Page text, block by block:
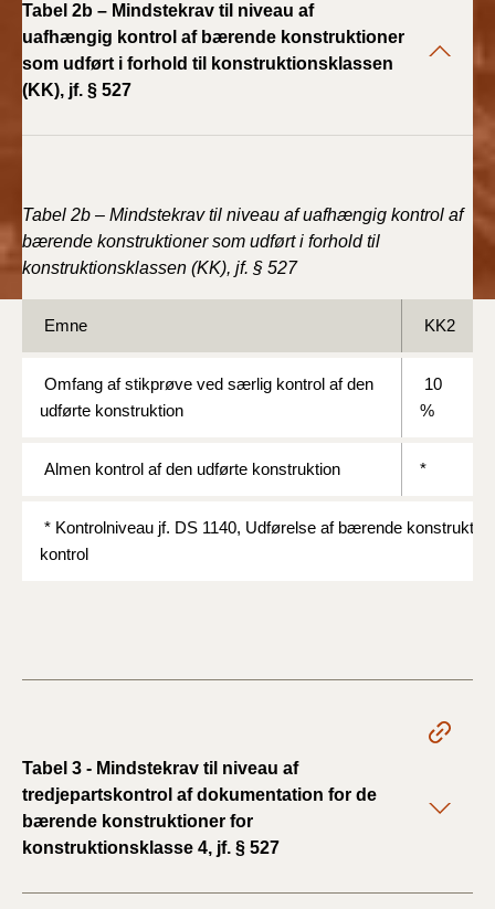
BR18 (1/7-31/12
2020)
2020)
BR18 (4/7-31/12
2019)
BR18 (1/1-4/7 2019)
BR18 (1/7-31/12
2018)
2018)
BR15 (2015-2018)
Tabel 2b – Mindstekrav til niveau af
uafhængig kontrol af bærende konstruktioner
som udført i forhold til konstruktionsklassen
(KK), jf. § 527
Tabel 2b – Mindstekrav til niveau af uafhængig kontrol af
bærende konstruktioner som udført i forhold til
konstruktionsklassen (KK), jf. § 527
Emne KK2
Omfang af stikprøve ved særlig kontrol af den
udførte konstruktion
10
%
Almen kontrol af den udførte konstruktion *
* Kontrolniveau jf. DS 1140, Udførelse af bærende
kontrol
Tabel 3 - Mindstekrav til niveau af
tredjepartskontrol af dokumentation for de
bærende konstruktioner for
konstruktionsklasse 4, jf. § 527